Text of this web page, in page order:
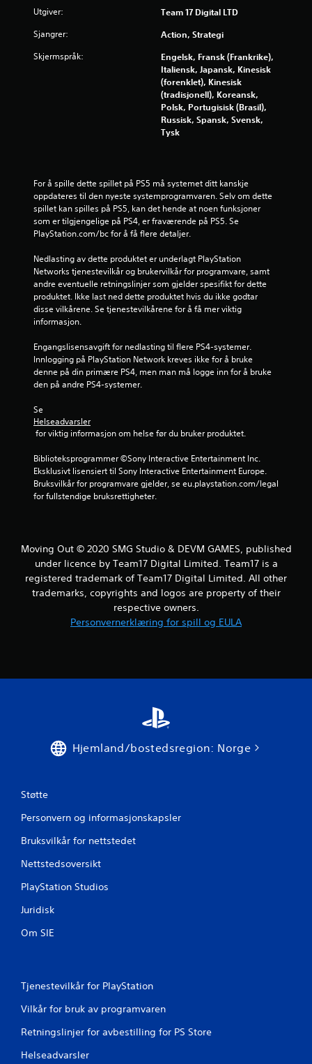
4
3
0
4
r
r
g
Utgiver: Team 17 Digital LTD
Sjangrer: Action, Strategi
Skjermspråk:
Engelsk, Fransk (Frankrike),
Italiensk, Japansk, Kinesisk
(forenklet), Kinesisk
(tradisjonell), Koreansk,
Polsk, Portugisisk (Brasil),
Russisk, Spansk, Svensk,
Tysk
For å spille dette spillet på PS5 må systemet ditt kanskje
oppdateres til den nyeste systemprogramvaren. Selv om dette
spillet kan spilles på PS5, kan det hende at noen funksjoner
som er tilgjengelige på PS4, er fraværende på PS5. Se
PlayStation.com/bc for å få flere detaljer.
Nedlasting av dette produktet er underlagt PlayStation
Networks tjenestevilkår og brukervilkår for programvare, samt
andre eventuelle retningslinjer som gjelder spesifikt for dette
produktet. Ikke last ned dette produktet hvis du ikke godtar
disse vilkårene. Se tjenestevilkårene for å få mer viktig
informasjon.
Engangslisensavgift for nedlasting til flere PS4-systemer.
Innlogging på PlayStation Network kreves ikke for å bruke
denne på din primære PS4, men man må logge inn for å bruke
den på andre PS4-systemer.
Se
Helseadvarsler
for viktig informasjon om helse før du bruker produktet.
Biblioteksprogrammer ©Sony Interactive Entertainment Inc.
Eksklusivt lisensiert til Sony Interactive Entertainment Europe.
Bruksvilkår for programvare gjelder, se eu.playstation.com/legal
for fullstendige bruksrettigheter.
Moving Out © 2020 SMG Studio & DEVM GAMES, published
under licence by Team17 Digital Limited. Team17 is a
registered trademark of Team17 Digital Limited. All other
trademarks, copyrights and logos are property of their
respective owners.
Personvernerklæring for spill og EULA
Hjemland/bostedsregion: Norge
Støtte
Personvern og informasjonskapsler
Bruksvilkår for nettstedet
Nettstedsoversikt
PlayStation Studios
Juridisk
Om SIE
Tjenestevilkår for PlayStation
Vilkår for bruk av programvaren
Retningslinjer for avbestilling for PS Store
Helseadvarsler